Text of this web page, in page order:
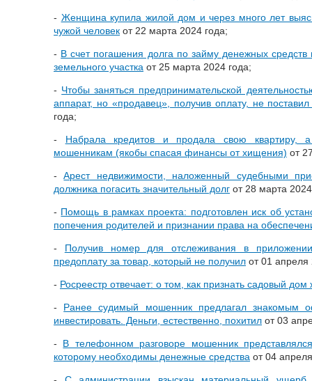
- Женщина купила жилой дом и через много лет
чужой человек от 22 марта 2024 года;
- В счет погашения долга по займу денежных
земельного участка от 25 марта 2024 года;
- Чтобы заняться предпринимательской
аппарат, но «продавец», получив оплату, не
года;
- Набрала кредитов и продала свою квартиру,
мошенникам (якобы спасая финансы от хищения) от
-Арест недвижимости, наложенный судебными
должника погасить значительный долг от 28 марта
- Помощь в рамках проекта: подготовлен иск об
попечения родителей и признании права на
- Получив номер для отслеживания в
предоплату за товар, который не получил от 01 апреля
- Росреестр отвечает: о том, как признать садовый
- Ранее судимый мошенник предлагал знакомым
инвестировать. Деньги, естественно, похитил от 03
- В телефонном разговоре мошенник
которому необходимы денежные средства от 04